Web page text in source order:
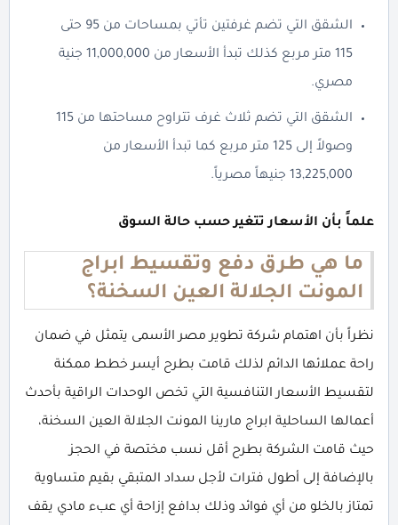
الشقق التي تضم غرفتين تأتي بمساحات من 95 حتى
115 متر مربع كذلك تبدأ الأسعار من 11,000,000 جنية
مصري.
الشقق التي تضم ثلاث غرف تتراوح مساحتها من 115
وصولاً إلى 125 متر مربع كما تبدأ الأسعار من
13,225,000 جنيهاً مصرياً.
علماً بأن الأسعار تتغير حسب حالة السوق
ما هي طرق دفع وتقسيط ابراج
المونت الجلالة العين السخنة؟
نظراً بأن اهتمام شركة تطوير مصر الأسمى يتمثل في ضمان
راحة عملائها الدائم لذلك قامت بطرح أيسر خطط ممكنة
لتقسيط الأسعار التنافسية التي تخص الوحدات الراقية بأحدث
أعمالها الساحلية ابراج مارينا المونت الجلالة العين السخنة،
حيث قامت الشركة بطرح أقل نسب مختصة في الحجز
بالإضافة إلى أطول فترات لأجل سداد المتبقي بقيم متساوية
تمتاز بالخلو من أي فوائد وذلك بدافع إزاحة أي عبء مادي يقف